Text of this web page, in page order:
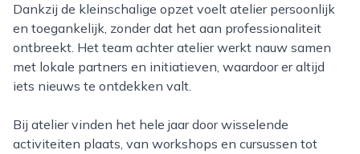
Dankzij de kleinschalige opzet voelt atelier persoonlijk
en toegankelijk, zonder dat het aan professionaliteit
ontbreekt. Het team achter atelier werkt nauw samen
met lokale partners en initiatieven, waardoor er altijd
iets nieuws te ontdekken valt.
Bij atelier vinden het hele jaar door wisselende
activiteiten plaats, van workshops en cursussen tot